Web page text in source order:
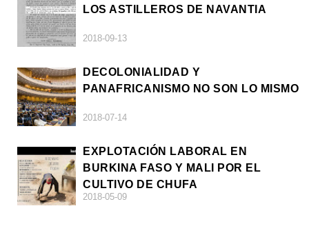
LOS ASTILLEROS DE NAVANTIA
2018-09-13
DECOLONIALIDAD Y
PANAFRICANISMO NO SON LO MISMO
2018-07-14
EXPLOTACIÓN LABORAL EN
BURKINA FASO Y MALI POR EL
CULTIVO DE CHUFA
2018-05-09